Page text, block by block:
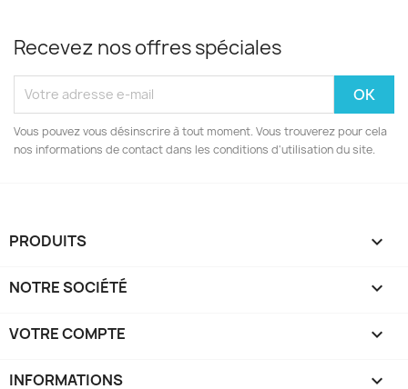
Recevez nos offres spéciales
Vous pouvez vous désinscrire à tout moment. Vous trouverez pour cela
nos informations de contact dans les conditions d'utilisation du site.
PRODUITS 
NOTRE SOCIÉTÉ 
VOTRE COMPTE 
INFORMATIONS keyboard_arrow_down